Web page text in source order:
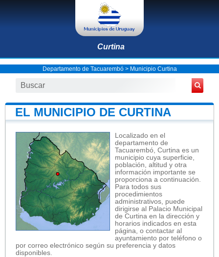
Curtina
Departamento de Tacuarembó> Municipio Curtina
EL MUNICIPIO DE CURTINA
Localizado en el
departamento de
Tacuarembó, Curtina es un
municipio cuya superficie,
población, altitud y otra
información importante se
proporciona a continuación.
Para todos sus
procedimientos
administrativos, puede
dirigirse al Palacio Municipal
de Curtina en la dirección y
horarios indicados en esta
página, o contactar al
ayuntamiento por teléfono o
por correo electrónico según su preferencia y datos
disponibles.